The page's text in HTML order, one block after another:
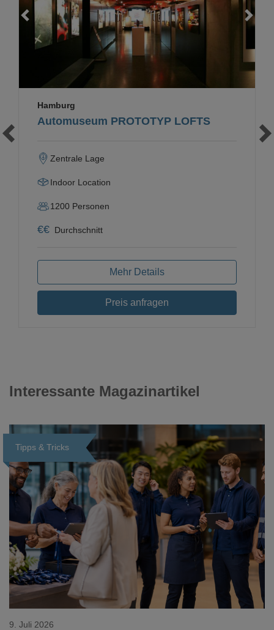
Loading...
Automuseum PROTOTYP LOFTS
Hamburg
Zentrale Lage
Indoor Location
1200 Personen
€€ Durchschnitt
Mehr Details
Preis anfragen
Interessante Magazinartikel
Tipps & Tricks
Loading...
9. Juli 2026